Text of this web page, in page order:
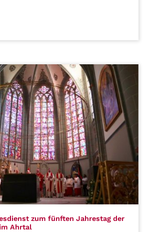
zum fünften Jahrestag der
Ahrtal